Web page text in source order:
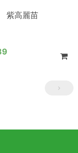
紫高麗苗